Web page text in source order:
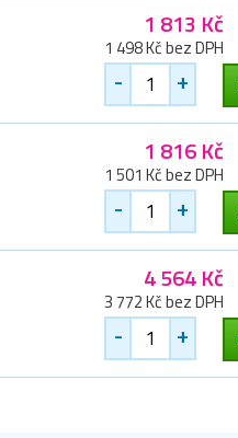
1 813 Kč
1 498 Kč bez DPH
- +
1 816 Kč
1 501 Kč bez DPH
- +
4 564 Kč
3 772 Kč bez DPH
- +